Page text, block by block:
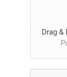
Drag &